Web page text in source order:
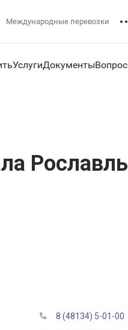
Международные перевозки
УслугиДокументы
Рославль
8 (48134) 5-01-00